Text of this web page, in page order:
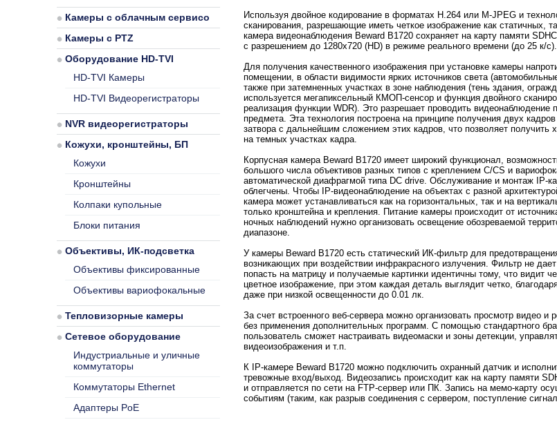
Используя двойное кодирование в форматах H.264 или M-JPEG и
сканирования, разрешающие иметь четкое изображение как статичных,
камера видеонаблюдения Beward B1720 сохраняет на карту памяти
с разрешением до 1280x720 (HD) в режиме реального времени (до 25 к/с).
Для получения качественного изображения при установке камеры
помещении, в области видимости ярких источников света
также при затемненных участках в зоне наблюдения (тень здания,
используется мегапиксельный КМОП-сенсор и функция двойного
реализация функции WDR). Это разрешает проводить видеонаблюдение
предмета. Эта технология построена на принципе получения двух
затвора с дальнейшим сложением этих кадров, что позволяет
на темных участках кадра.
Корпусная камера Beward B1720 имеет широкий функционал,
большого числа объективов разных типов с креплением C/CS и
автоматической диафрагмой типа DC drive. Обслуживание и монтаж IP-
облегчены. Чтобы IP-видеонаблюдение на объектах с разной
камера может устанавливаться как на горизонтальных, так и на
только кронштейна и крепления. Питание камеры происходит от
ночных наблюдений нужно организовать освещение обозреваемой
диапазоне.
У камеры Beward B1720 есть статический ИК-фильтр для
возникающих при воздействии инфракрасного излучения. Фильтр не
попасть на матрицу и получаемые картинки идентичны тому, что видит
цветное изображение, при этом каждая деталь выглядит четко,
даже при низкой освещенности до 0.01 лк.
За счет встроенного веб-сервера можно организовать просмотр видео и
без применения дополнительных программ. С помощью стандартного
пользователь сможет настраивать видеомаски и зоны детекции,
видеоизображения и т.п.
К IP-камере Beward B1720 можно подключить охранный датчик и
тревожные вход/выход. Видеозапись происходит как на карту памяти
и отправляется по сети на FTP-сервер или ПК. Запись на мемо-карту
событиям (таким, как разрыв соединения с сервером, поступление
Камеры с облачным сервисом
Камеры с PTZ
Оборудование HD-TVI
HD-TVI Камеры
HD-TVI Видеорегистраторы
NVR видеорегистраторы
Кожухи, кронштейны, БП
Кожухи
Кронштейны
Колпаки купольные
Блоки питания
Объективы, ИК-подсветка
Объективы фиксированные
Объективы вариофокальные
Тепловизорные камеры
Сетевое оборудование
Индустриальные и уличные
коммутаторы
Коммутаторы Ethernet
Адаптеры PoE